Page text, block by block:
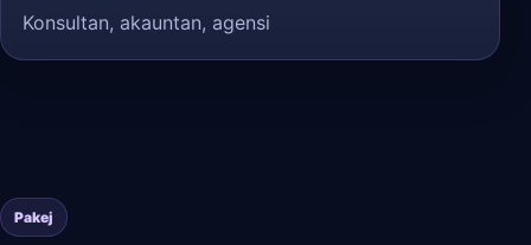
Konsultan, akauntan, agensi
Pakej